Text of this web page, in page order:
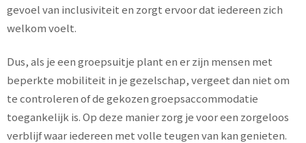
gevoel van inclusiviteit en zorgt ervoor dat iedereen zich
welkom voelt.
Dus, als je een groepsuitje plant en er zijn mensen met
beperkte mobiliteit in je gezelschap, vergeet dan niet om
te controleren of de gekozen groepsaccommodatie
toegankelijk is. Op deze manier zorg je voor een zorgeloos
verblijf waar iedereen met volle teugen van kan genieten.